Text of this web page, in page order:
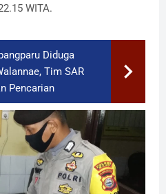
WITA.
Diduga
Tim SAR
Pencarian